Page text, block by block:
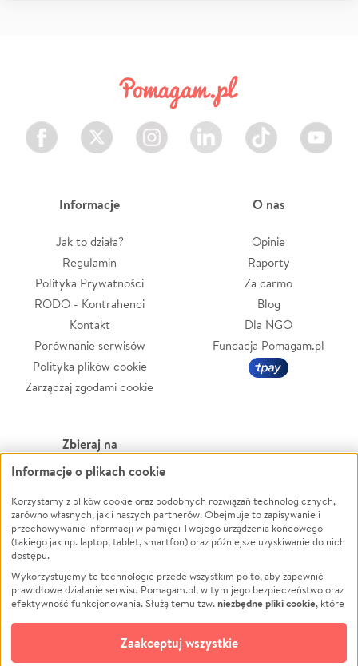
Facebook Twitter Instagram LinkedIn TikTok Youtube
Informacje
Jak to działa?
Regulamin
Polityka Prywatności
RODO - Kontrahenci
Kontakt
Porównanie serwisów
Polityka plików cookie
Zarządzaj zgodami cookie
O nas
Opinie
Raporty
Za darmo
Blog
Dla NGO
Fundacja Pomagam.pl
Zbieraj na
Leczenie
Zwierzęta
Pożar
Ukraina
Pomoc Finansowa
Projekty
Pogrzeb
Społeczność lokalna
Powódź
Wichura
NGO
Edukacja
Podróż
Impreza
Ochrona środowiska
Informacje o plikach cookie
Korzystamy z plików cookie oraz podobnych rozwiązań technologicznych,
zarówno własnych, jak i naszych partnerów. Obejmuje to zapisywanie i
przechowywanie informacji w pamięci Twojego urządzenia końcowego
(takiego jak np. laptop, tablet, smartfon) oraz późniejsze uzyskiwanie do nich
dostępu.
Wykorzystujemy te technologie przede wszystkim po to, aby zapewnić
prawidłowe działanie serwisu Pomagam.pl, w tym jego bezpieczeństwo oraz
efektywność funkcjonowania. Służą temu tzw.niezbędne pliki cookie, które
opcjonalnych plików cookie
technologii do celów analitycznych i retargetingowych. Możesz wyrazić
Zaakceptuj wszystkie